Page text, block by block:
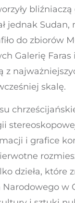
jednak
do zbiorów
Galerię Faras
z
skalę.
i grafice
dzieła, które
w